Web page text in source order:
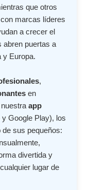
que otros
con marcas líderes
a crecer el
abren puertas a
y Europa.
,
en
nuestraapp
Google Play), los
de sus pequeños:
divertida y
lugar de